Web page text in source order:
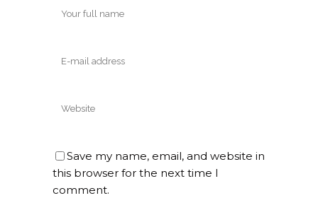
Save my name, email, and website in
this browser for the next time I
comment.